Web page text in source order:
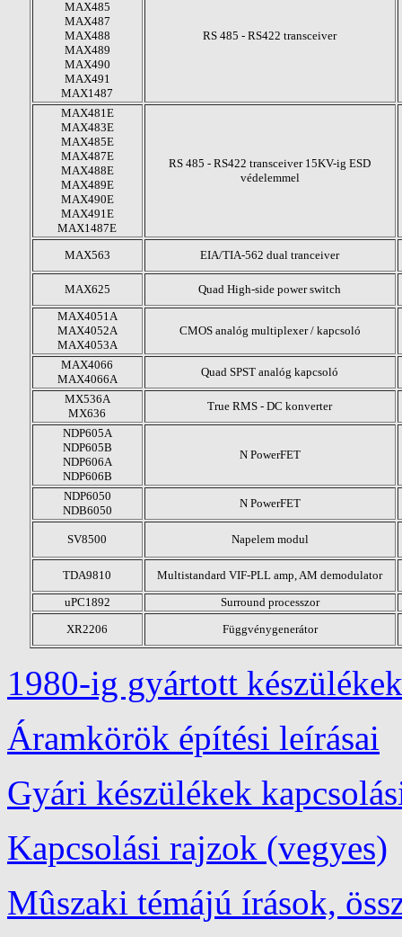
MAX485
MAX487
MAX488
MAX489
MAX490
MAX491
MAX1487
RS 485 - RS422 transceiver
MAX481E
MAX483E
MAX485E
MAX487E
MAX488E
MAX489E
MAX490E
MAX491E
MAX1487E
RS 485 - RS422 transceiver 15KV-ig ESD
védelemmel
MAX563 EIA/TIA-562 dual tranceiver
MAX625
Quad High-side power switch
MAX4051A
MAX4052A
MAX4053A
CMOS analóg multiplexer / kapcsoló
MAX4066
MAX4066A
Quad SPST analóg kapcsoló
MX536A
MX636
True RMS - DC konverter
NDP605A
NDP605B
NDP606A
NDP606B
N PowerFET
NDP6050
NDB6050
N PowerFET
SV8500 Napelem modul
TDA9810
Multistandard VIF-PLL amp, AM demodulator
uPC1892
Surround processzor
XR2206
Függvénygenerátor
1980-ig gyártott
Áramkörök építési leírásai
Gyári készülékek
Kapcsolási rajzok (vegyes)
Mûszaki témájú írások,